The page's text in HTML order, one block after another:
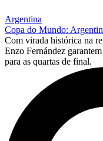
Argentina
Copa do Mundo:
Com virada histórica na
Enzo Fernández
para as quartas de final.